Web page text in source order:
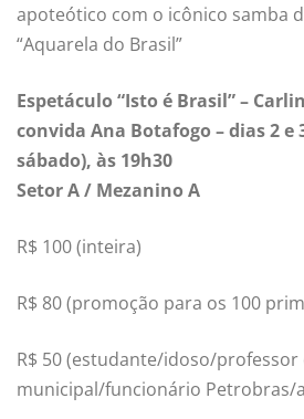
apoteótico com o icônico samba
“Aquarela do Brasil”
Espetáculo “Isto é Brasil” –
convida Ana Botafogo – dias 2 e
sábado), às 19h30
Setor A / Mezanino A
R$ 100 (inteira)
R$ 80 (promoção para os 100
R$ 50 (estudante/idoso/professor
municipal/funcionário Petrobras/